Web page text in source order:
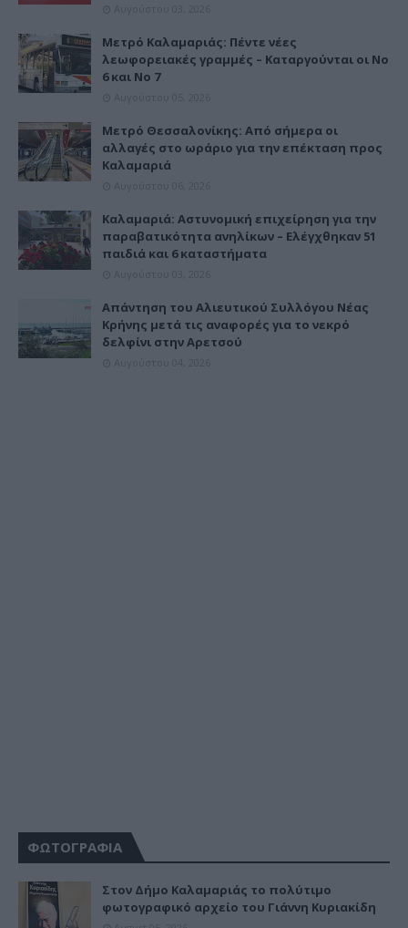
Μετρό Καλαμαριάς: Πέντε νέες
λεωφορειακές γραμμές – Καταργούνται οι Νο
6 και Νο 7
Μετρό Θεσσαλονίκης: Από σήμερα οι
αλλαγές στο ωράριο για την επέκταση προς
Καλαμαριά
Καλαμαριά: Αστυνομική επιχείρηση για την
παραβατικότητα ανηλίκων – Ελέγχθηκαν 51
παιδιά και 6 καταστήματα
Απάντηση του Αλιευτικού Συλλόγου Νέας
Κρήνης μετά τις αναφορές για το νεκρό
δελφίνι στην Αρετσού
ΦΩΤΟΓΡΑΦΙΑ
Στον Δήμο Καλαμαριάς το πολύτιμο
φωτογραφικό αρχείο του Γιάννη Κυριακίδη